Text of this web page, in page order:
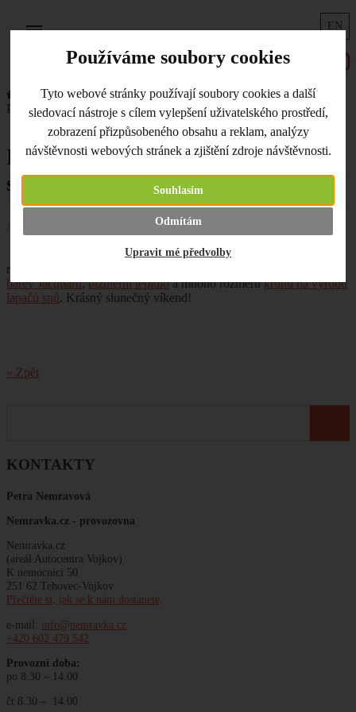
Používáme soubory cookies
Tyto webové stránky používají soubory cookies a další
sledovací nástroje s cílem vylepšení uživatelského prostředí,
zobrazení přizpůsobeného obsahu a reklam, analýzy
návštěvnosti webových stránek a zjištění zdroje návštěvnosti.
Souhlasím
Odmítám
Upravit mé předvolby
EN
KONTAKTY
Petra Nemravová
Nemravka.cz - provozovna
Nemravka.cz
(areál Autocentra Vojkov)
K nemocnici 50
251 62 Tehovec-Vojkov
Přečtěte si, jak se k nám dostanete.
e-mail: info@nemravka.cz
+420 602 479 542
Provozní doba:
po 8.30 – 14.00
čt 8.30 – 14.00
Úvodní strana
Co je nového
Pearl-Ex sada pudrů a Jacquard sada barev
Pearl-Ex sada pudrů a Jacquard
sada barev
I v těchto horkých dnech doplňujeme naše
regály. Skladem opět
barev Jacquard,bižuterní lepidloa mnoho rozměrůkruhů na výrobu
lapačů snů. Krásný slunečný víkend!
« Zpět